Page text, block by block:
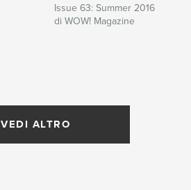
Issue 63: Summer 2016
di WOW! Magazine
VEDI ALTRO